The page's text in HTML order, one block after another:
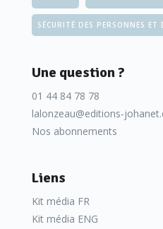
SÉCURITÉ DES PERSONNES
Une question ?
01 44 84 78 78
lalonzeau@editions-
Nos abonnements
Liens
Kit média FR
Kit média ENG